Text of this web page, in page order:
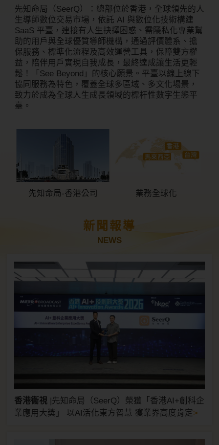
先知命局（SeerQ）：總部位於香港，全球領先的人
生導師數位交易市場，依託 AI 與數位化技術構建
SaaS 平臺，連接有人生抉擇困惑、需隱私化專業幫
助的用戶與全球優質導師機構，通過評價體系、擔
保服務、標準化流程及高效運營工具，保障雙方權
益，陪伴用戶實現自我成長，最終達成讓生活更輕
鬆！「See Beyond」的核心願景。平臺以線上線下
協同服務為特色，覆蓋全球多區域、多文化場景，
致力於成為全球人生成長領域的標杆性數字生態平
臺。
先知命局-香港公司 業務全球化
新聞報導
NEWS
香港衞視|先知命局（SeerQ）榮獲「香港AI+創科企
業應用大獎」 以AI活化東方智慧 獲業界高度肯定>